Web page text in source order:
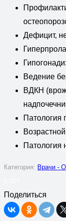
Дефицит,
Ведение
ВДКН
Патология
Патология
Категория: Врачи -
Поделиться